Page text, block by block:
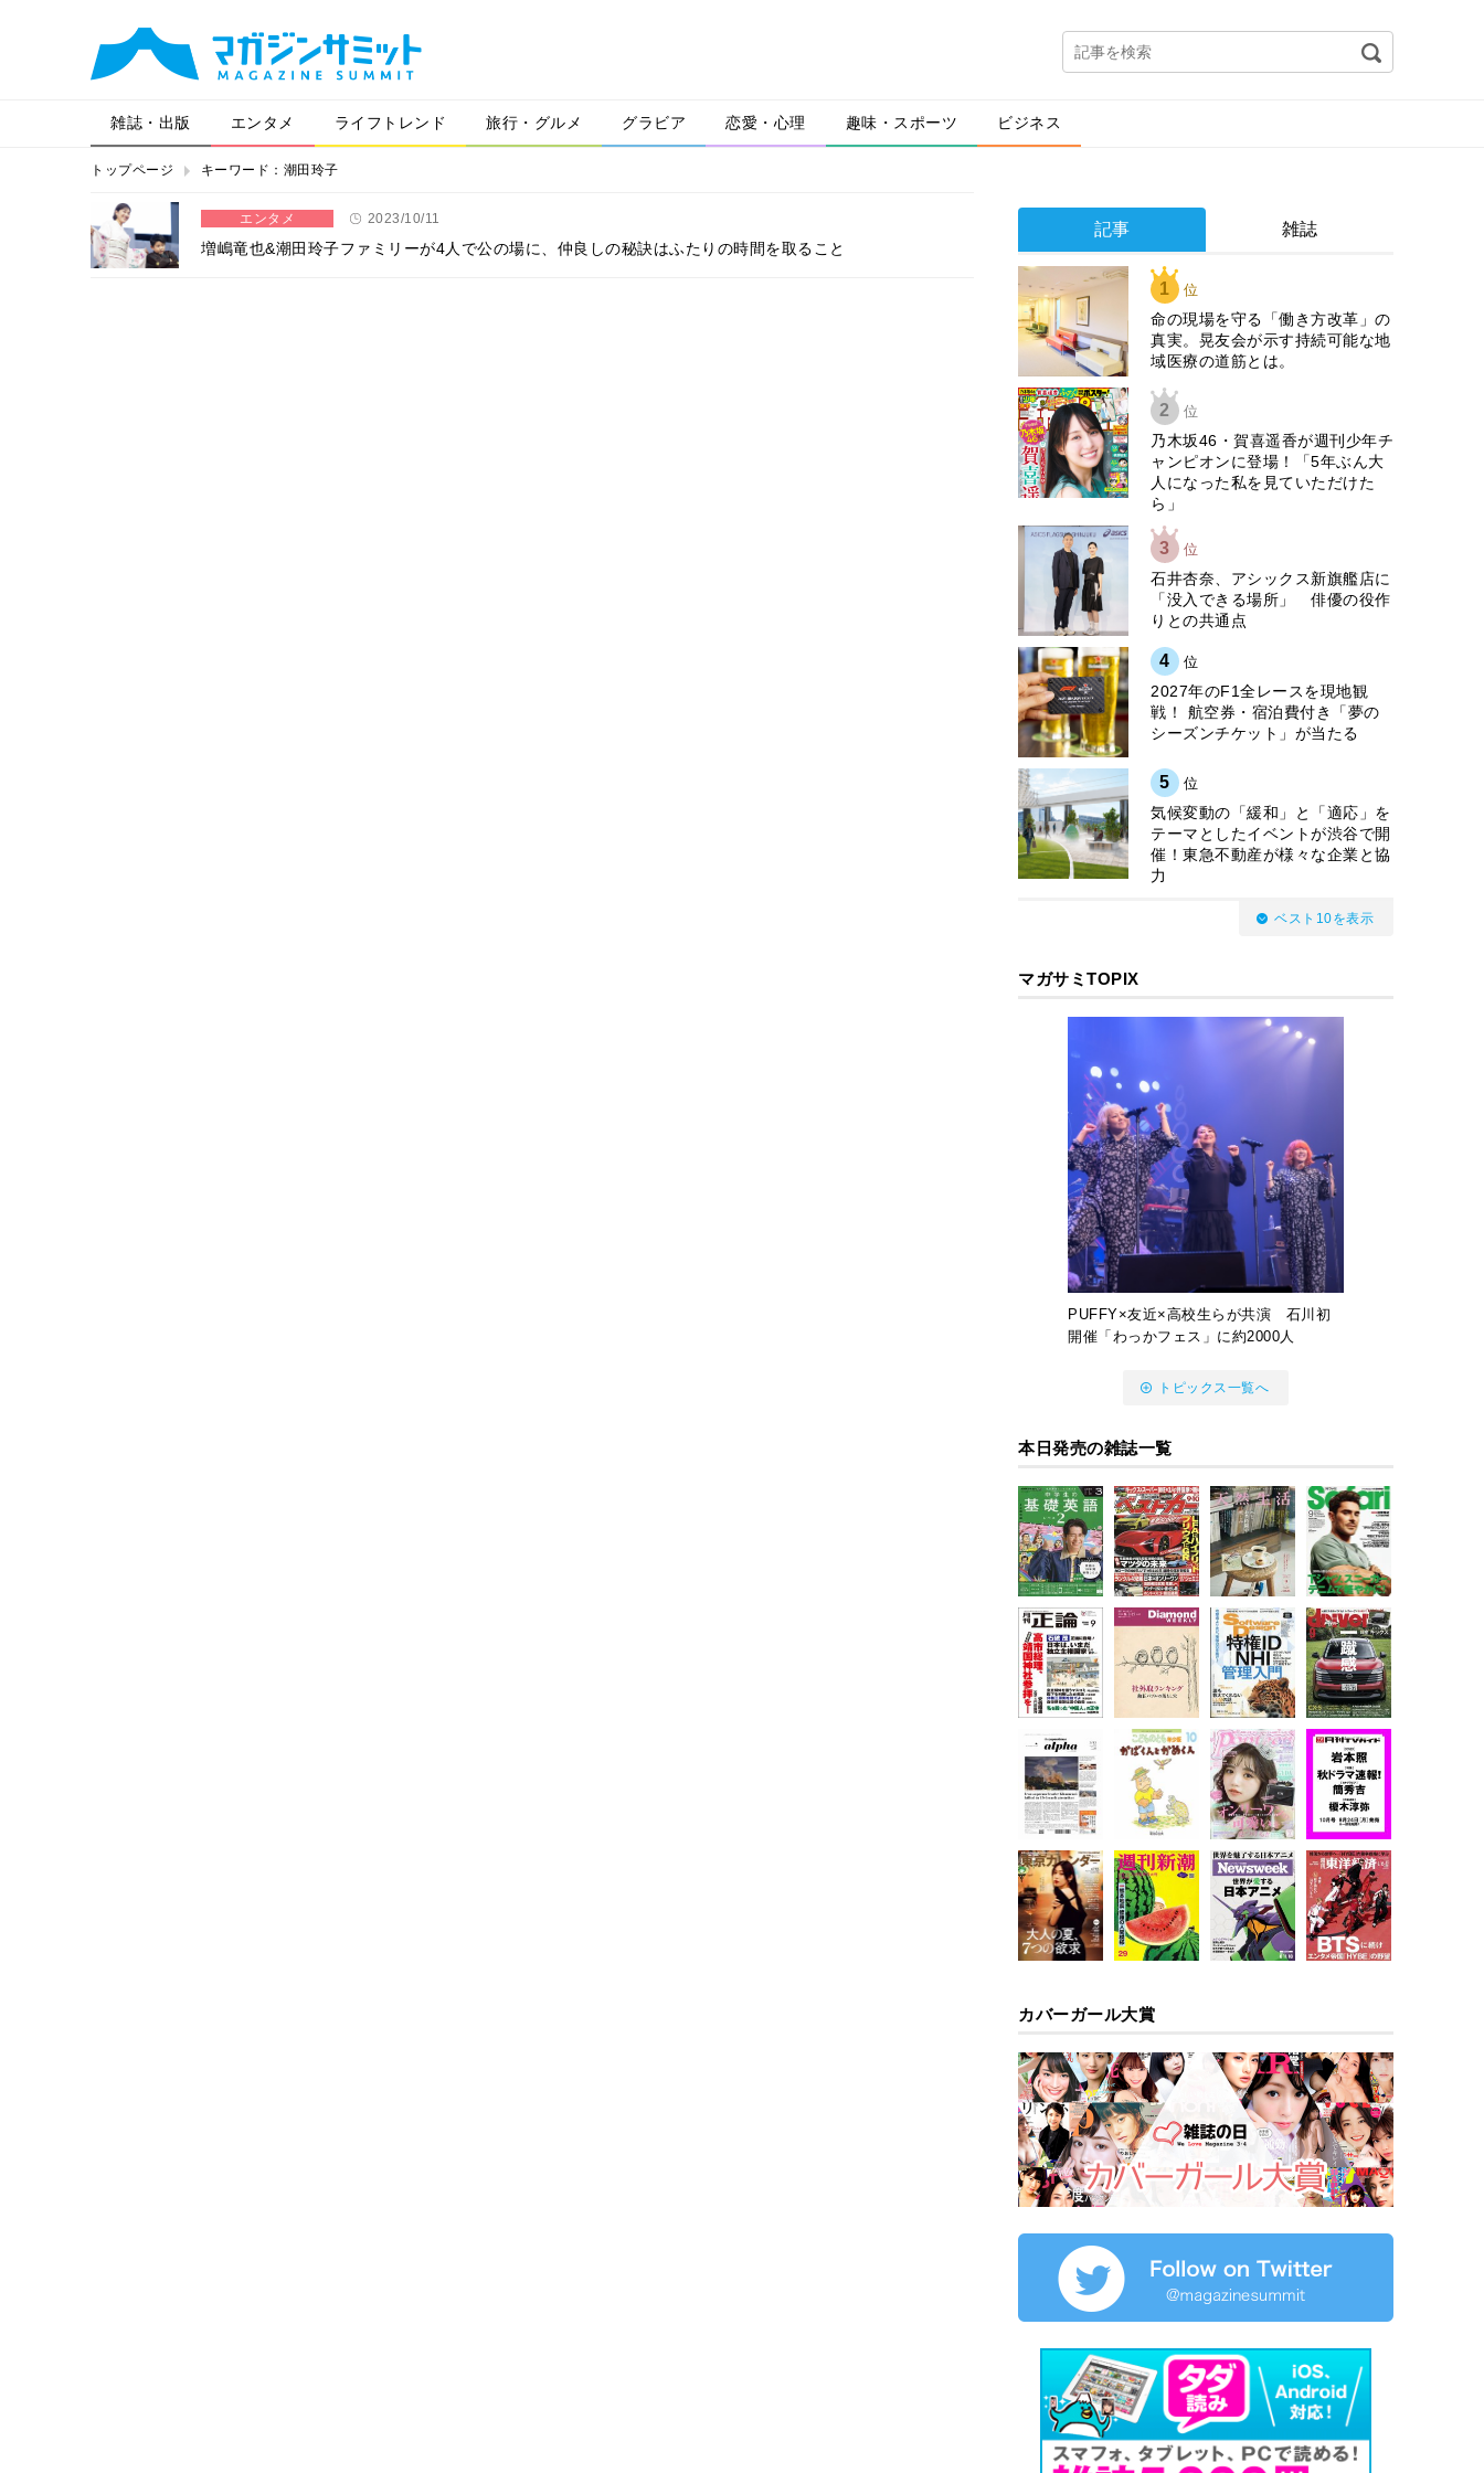
雑誌・出版 エンタメ ライフトレンド 旅行・グルメ グラビア 恋愛・心理 趣味・スポーツ ビジネス
トップページ キーワード：潮田玲子
エンタメ 2023/10/11
増嶋竜也&潮田玲子ファミリーが4人で公の場に、仲良しの秘訣はふたりの時間を取ること
記事 雑誌
1 位
​命の現場を守る「働き方改革」の
真実。晃友会が示す持続可能な地
域医療の道筋とは。
2 位
乃木坂46・賀喜遥香が週刊少年チ
ャンピオンに登場！「5年ぶん大
人になった私を見ていただけた
ら」
3 位
石井杏奈、アシックス新旗艦店に
「没入できる場所」 俳優の役作
りとの共通点
4 位
2027年のF1全レースを現地観
戦！ 航空券・宿泊費付き「夢の
シーズンチケット」が当たる
5 位
気候変動の「緩和」と「適応」を
テーマとしたイベントが渋谷で開
催！東急不動産が様々な企業と協
力
ベスト10を表示
マガサミTOPIX
PUFFY×友近×高校生らが共演 石川初
開催「わっかフェス」に約2000人
トピックス一覧へ
本日発売の雑誌一覧
カバーガール大賞